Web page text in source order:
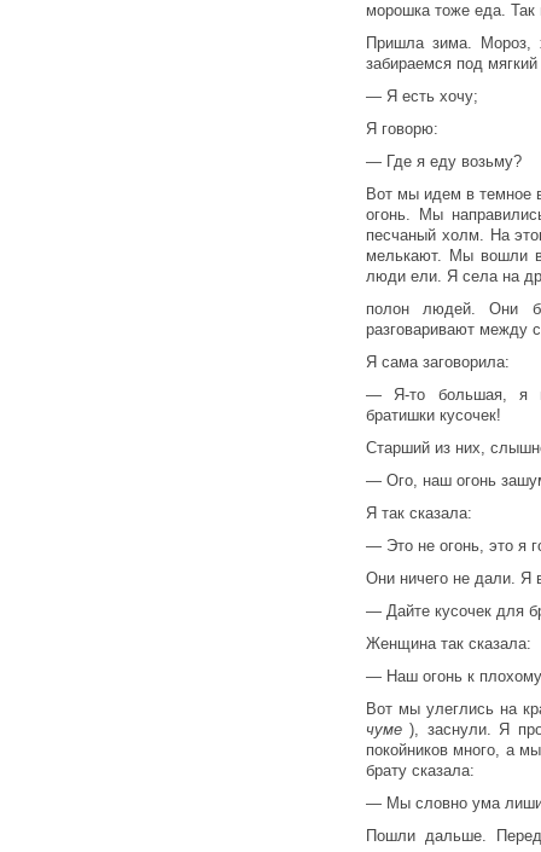
морошка тоже еда.
Пришла зима. Мороз,
забираемся под
— Я есть хочу;
Я говорю:
— Где я еду возьму?
Вот мы идем в темное
огонь. Мы
песчаный холм. На
мелькают. Мы вошли
люди ели. Я села на
полон людей. Они
разговаривают между
Я сама заговорила:
— Я-то большая, я
братишки кусочек!
Старший из них,
— Ого, наш огонь
Я так сказала:
— Это не огонь, это я
Они ничего не дали. Я
— Дайте кусочек для
Женщина так сказала:
— Наш огонь к
Вот мы улеглись на
чуме), заснули. Я
покойников много, а
брату сказала:
— Мы словно ума
Пошли дальше.